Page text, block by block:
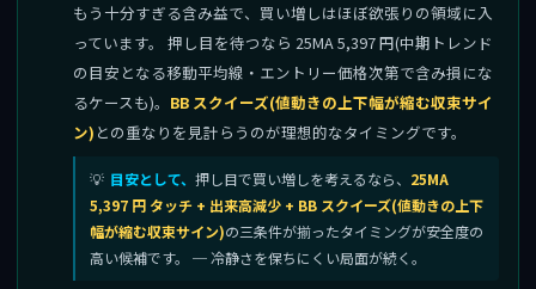
もう十分すぎる含み益で、買い増しはほぼ欲張りの領域に入
っています。 押し目を待つなら 25MA 5,397 円(中期トレンド
の目安となる移動平均線・エントリー価格次第で含み損にな
るケースも)。 BB スクイーズ(値動きの上下幅が縮む収束サイ
ン) との重なりを見計らうのが理想的なタイミングです。
目安として、 押し目で買い増しを考えるなら、 25MA
5,397 円 タッチ + 出来高減少 + BB スクイーズ(値動きの上下
幅が縮む収束サイン)の三条件が揃ったタイミングが安全度の
高い候補です。 ─ 冷静さを保ちにくい局面が続く。